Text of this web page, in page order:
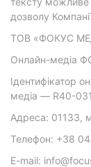
дозволу
ТОВ «ФОКУС
Онлайн-медіа
Ідентифікатор
медіа — R40-
Адреса: 01133,
Телефон: +38
E-mail: